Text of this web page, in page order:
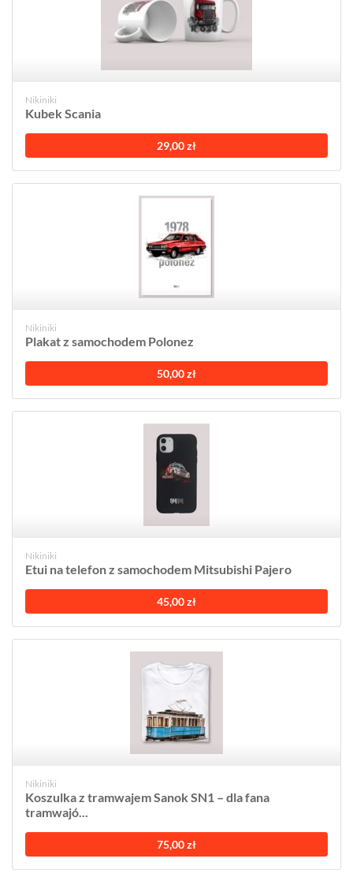
Nikiniki
Kubek Scania
29,00 zł
Nikiniki
Plakat z samochodem Polonez
50,00 zł
Nikiniki
Etui na telefon z samochodem Mitsubishi Pajero
45,00 zł
Nikiniki
Koszulka z tramwajem Sanok SN1 – dla fana
tramwajó...
75,00 zł